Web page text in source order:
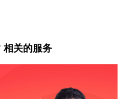
相关的服务